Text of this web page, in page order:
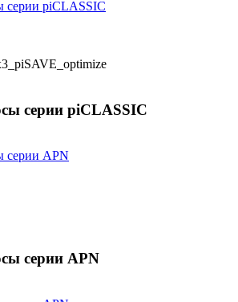
серии piCLASSIC
серии APN